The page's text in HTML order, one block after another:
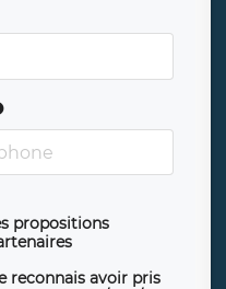
propositions
reconnais avoir pris